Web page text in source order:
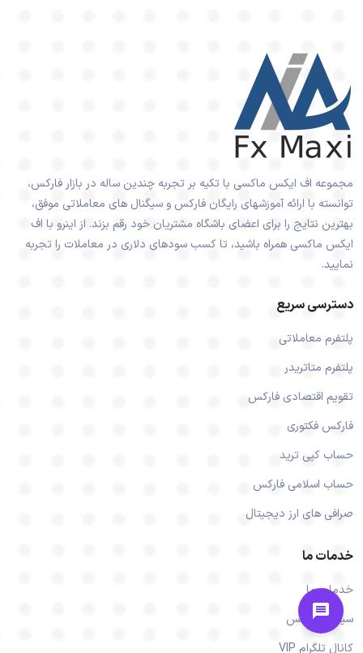
مجموعه اف ایکس ماکسی با تکیه بر تجربه چندین ساله در بازار فارکس،
توانسته با ارائه آموزشهای رایگان فارکس و سیگنال های معاملاتی موفق،
بهترین نتایج را برای اعضای باشگاه مشتریان خود رقم بزند. از اینرو با اف
ایکس ماکسی همراه باشید، تا کسب سودهای دلاری در معاملات را تجربه
نمایید.
دسترسی سریع
پلتفرم معاملاتی
پلتفرم متاتریدر
تقویم اقتصادی فارکس
فارکس فکتوری
حساب کپی ترید
حساب اسلامی فارکس
صرافی های ارز دیجیتال
خدمات ما
خدمات ما
سیگنال فارکس
کانال تلگرام VIP